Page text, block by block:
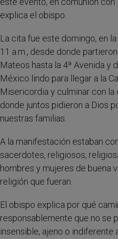
explica el obispo.
La cita fue este domingo, en
11 a.m., desde donde
Mateos hasta la 4ª Avenida y
México lindo para llegar a la
Misericordia y culminar con
donde juntos pidieron a Dios
nuestras familias.
A la manifestación estaban
sacerdotes, religiosos,
hombres y mujeres de buena
religión que fueran.
El obispo explica por qué
responsablemente que no se
insensible, ajeno o indiferente